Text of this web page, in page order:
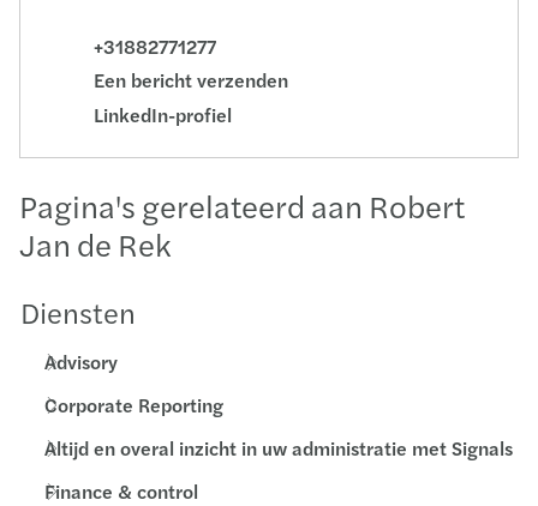
+31882771277
Een bericht verzenden
LinkedIn-profiel
Pagina's gerelateerd aan Robert
Jan de Rek
Diensten
Advisory
Corporate Reporting
Altijd en overal inzicht in uw administratie met Signals
Finance & control